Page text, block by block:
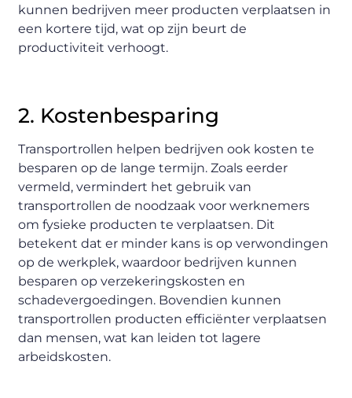
kunnen bedrijven meer producten verplaatsen in
een kortere tijd, wat op zijn beurt de
productiviteit verhoogt.
2. Kostenbesparing
Transportrollen helpen bedrijven ook kosten te
besparen op de lange termijn. Zoals eerder
vermeld, vermindert het gebruik van
transportrollen de noodzaak voor werknemers
om fysieke producten te verplaatsen. Dit
betekent dat er minder kans is op verwondingen
op de werkplek, waardoor bedrijven kunnen
besparen op verzekeringskosten en
schadevergoedingen. Bovendien kunnen
transportrollen producten efficiënter verplaatsen
dan mensen, wat kan leiden tot lagere
arbeidskosten.